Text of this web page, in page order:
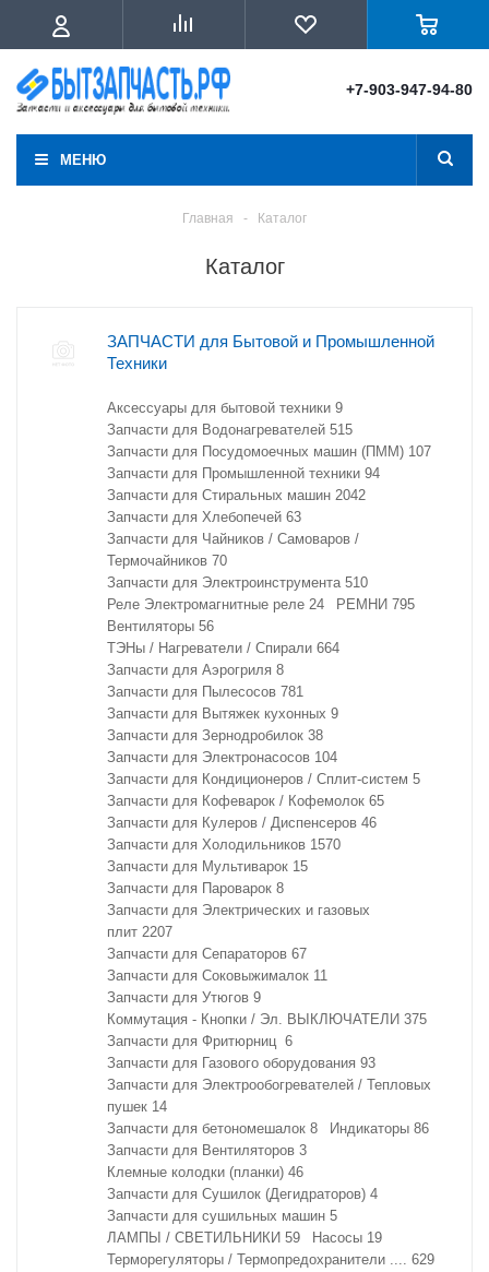
+7-903-947-94-80
МЕНЮ
Главная - Каталог
Каталог
ЗАПЧАСТИ для Бытовой и Промышленной
Техники
Аксессуары для бытовой техники 9
Запчасти для Водонагревателей 515
Запчасти для Посудомоечных машин (ПММ) 107
Запчасти для Промышленной техники 94
Запчасти для Стиральных машин 2042
Запчасти для Хлебопечей 63
Запчасти для Чайников / Самоваров /
Термочайников 70
Запчасти для Электроинструмента 510
Реле Электромагнитные реле 24 РЕМНИ 795
Вентиляторы 56
ТЭНы / Нагреватели / Спирали 664
Запчасти для Аэрогриля 8
Запчасти для Пылесосов 781
Запчасти для Вытяжек кухонных 9
Запчасти для Зернодробилок 38
Запчасти для Электронасосов 104
Запчасти для Кондиционеров / Сплит-систем 5
Запчасти для Кофеварок / Кофемолок 65
Запчасти для Кулеров / Диспенсеров 46
Запчасти для Холодильников 1570
Запчасти для Мультиварок 15
Запчасти для Пароварок 8
Запчасти для Электрических и газовых
плит 2207
Запчасти для Сепараторов 67
Запчасти для Соковыжималок 11
Запчасти для Утюгов 9
Коммутация - Кнопки / Эл. ВЫКЛЮЧАТЕЛИ 375
Запчасти для Фритюрниц 6
Запчасти для Газового оборудования 93
Запчасти для Электрообогревателей / Тепловых
пушек 14
Запчасти для бетономешалок 8 Индикаторы 86
Запчасти для Вентиляторов 3
Клемные колодки (планки) 46
Запчасти для Сушилок (Дегидраторов) 4
Запчасти для сушильных машин 5
ЛАМПЫ / СВЕТИЛЬНИКИ 59 Насосы 19
Терморегуляторы / Термопредохранители .... 629